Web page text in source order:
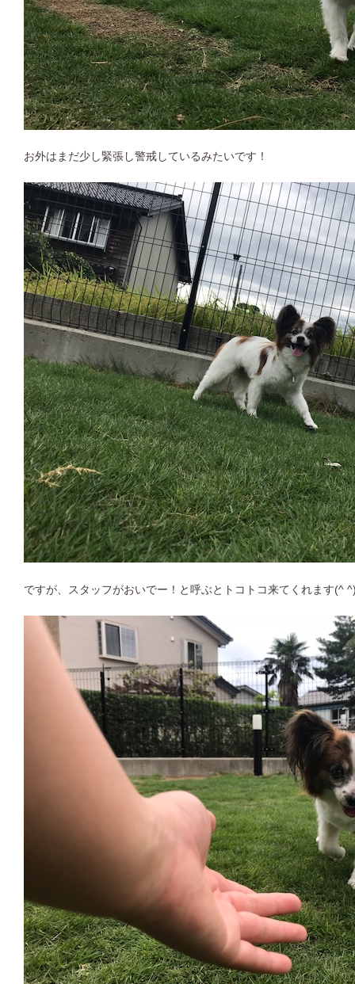
お外はまだ少し緊張し警戒しているみたいです！
ですが、スタッフがおいでー！と呼ぶとトコトコ来てくれます(^